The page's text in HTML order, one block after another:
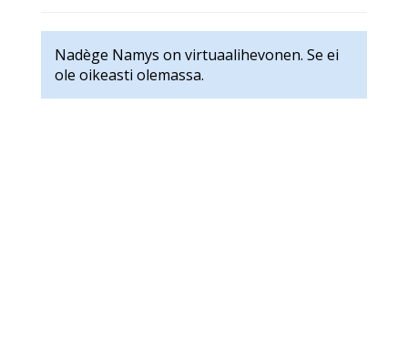
Nadège Namys on virtuaalihevonen. Se ei
ole oikeasti olemassa.